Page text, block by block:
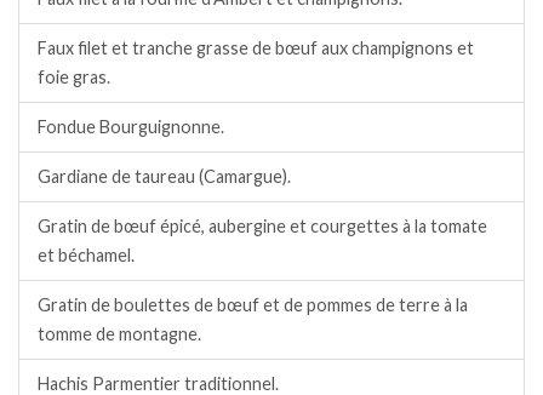
Faux filet et tranche grasse de bœuf aux champignons et
foie gras.
Fondue Bourguignonne.
Gardiane de taureau (Camargue).
Gratin de bœuf épicé, aubergine et courgettes à la tomate
et béchamel.
Gratin de boulettes de bœuf et de pommes de terre à la
tomme de montagne.
Hachis Parmentier traditionnel.